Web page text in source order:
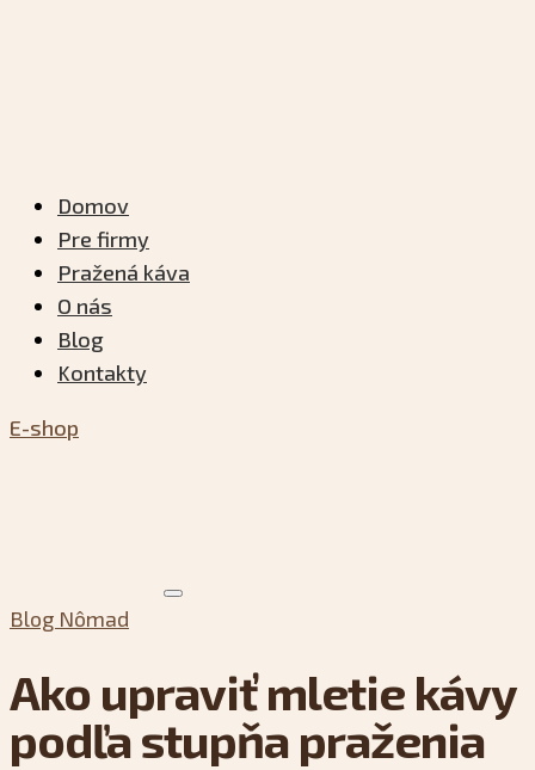
Domov
Pre firmy
Pražená káva
O nás
Blog
Kontakty
E-shop
Blog Nômad
Ako upraviť mletie kávy
podľa stupňa praženia